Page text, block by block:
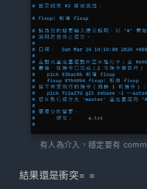
有人為介入，穩定要有
結果還是衝突= =